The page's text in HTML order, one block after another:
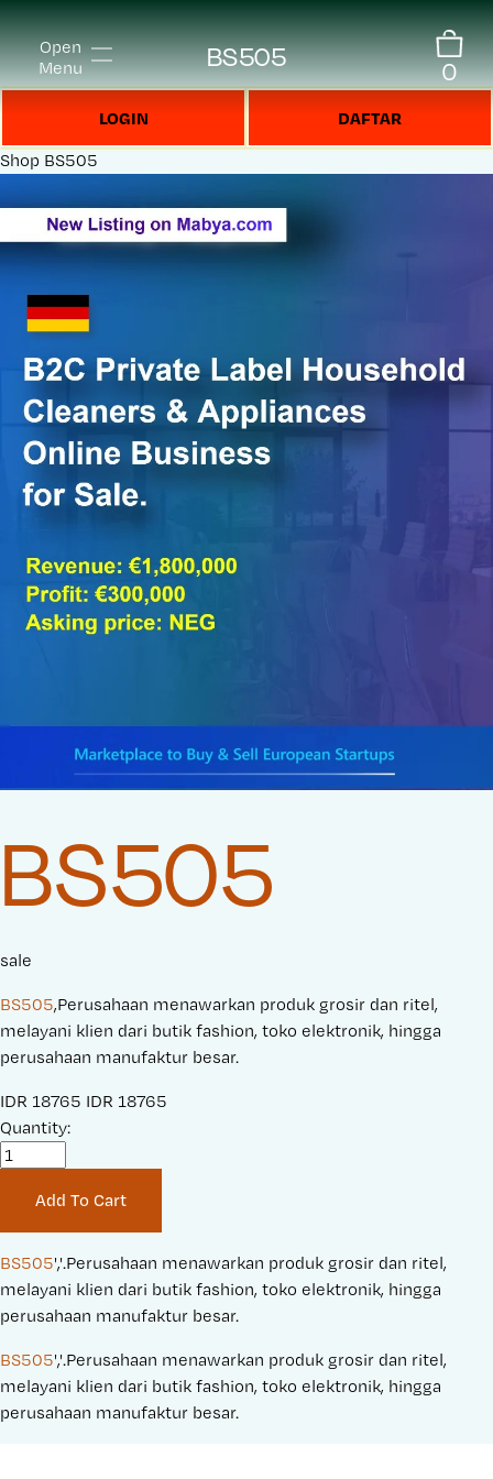
Open
Menu
BS505 0
LOGIN DAFTAR
Shop BS505
BS505
sale
BS505,Perusahaan menawarkan produk grosir dan ritel,
melayani klien dari butik fashion, toko elektronik, hingga
perusahaan manufaktur besar.
S
a
r
i
c
e
IDR 18765 O
i
n
a
l
P
i
c
e
IDR 18765
Quantity:
Add To Cart
BS505','.Perusahaan menawarkan produk grosir dan ritel,
melayani klien dari butik fashion, toko elektronik, hingga
perusahaan manufaktur besar.
BS505','.Perusahaan menawarkan produk grosir dan ritel,
melayani klien dari butik fashion, toko elektronik, hingga
perusahaan manufaktur besar.